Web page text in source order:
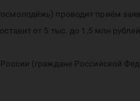
проводит приём
от 5 тыс. до 1,5 млн
(граждане Российской